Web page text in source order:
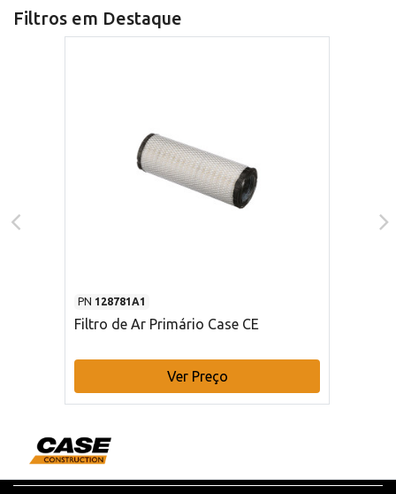
Filtros em Destaque
PN 128781A1
Filtro de Ar Primário Case CE
Ver Preço